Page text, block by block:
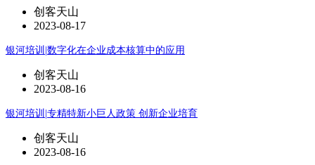
创客天山
2023-08-17
银河培训|数字化在企业成本核算中的应用
创客天山
2023-08-16
银河培训|专精特新小巨人政策 创新企业培育
创客天山
2023-08-16